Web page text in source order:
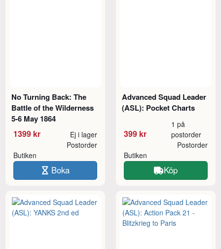
No Turning Back: The
Battle of the Wilderness
5-6 May 1864
1399 kr Ej i lager
Butiken
Postorder
Boka
Advanced Squad Leader
(ASL): Pocket Charts
399 kr
1 på
postorder
Butiken
Postorder
Köp